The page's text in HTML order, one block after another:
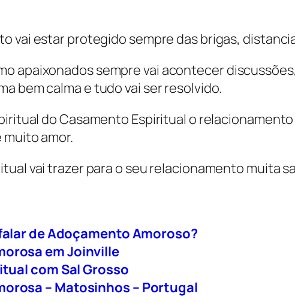
vai estar protegido sempre das brigas,
apaixonados sempre vai acontecer
bem calma e tudo vai ser resolvido.
do Casamento Espiritual o
amor.
vai trazer para o seu relacionamento muita
de Adoçamento Amoroso?
em Joinville
com Sal Grosso
– Matosinhos – Portugal